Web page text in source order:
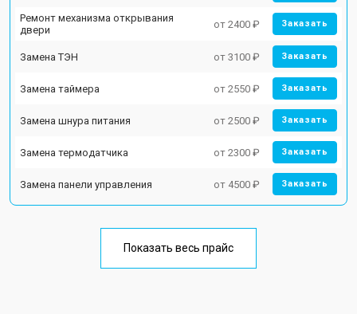
Ремонт механизма открывания
двери
от 2400 ₽ Заказать
Замена ТЭН от 3100 ₽ Заказать
Замена таймера от 2550 ₽ Заказать
Замена шнура питания от 2500 ₽ Заказать
Замена термодатчика от 2300 ₽ Заказать
Замена панели управления от 4500 ₽ Заказать
Показать весь прайс